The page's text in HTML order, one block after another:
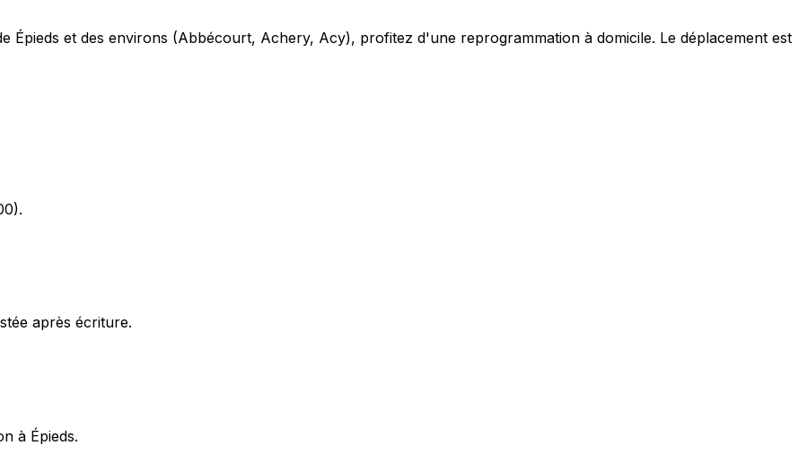
Épieds et des environs (Abbécourt, Achery, Acy), profitez d'une reprogrammation à domicile. Le déplacement est
après écriture.
à Épieds.